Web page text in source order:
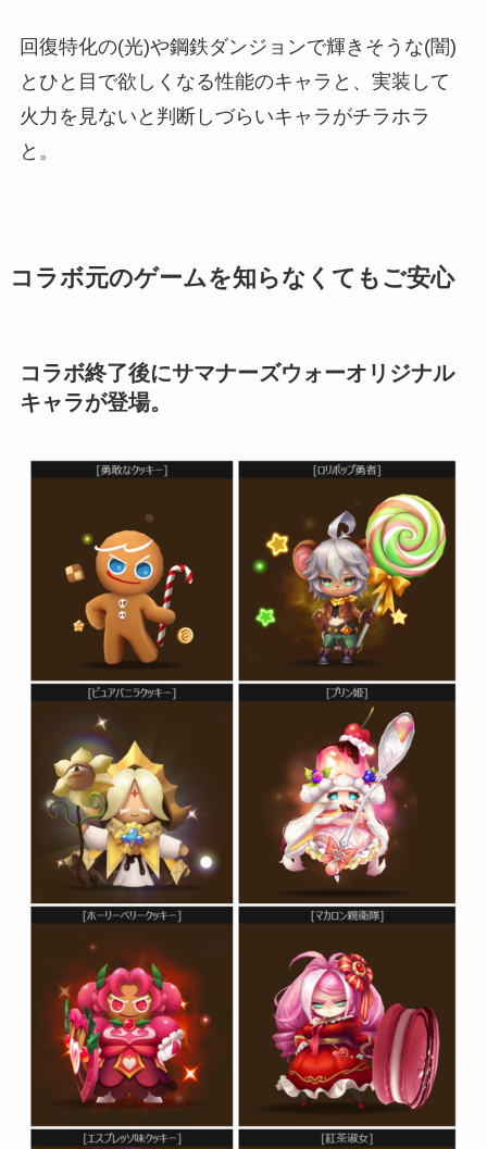
回復特化の(光)や鋼鉄ダンジョンで輝きそうな(闇)
とひと目で欲しくなる性能のキャラと、実装して
火力を見ないと判断しづらいキャラがチラホラ
と。
コラボ元のゲームを知らなくてもご安心
コラボ終了後にサマナーズウォーオリジナル
キャラが登場。